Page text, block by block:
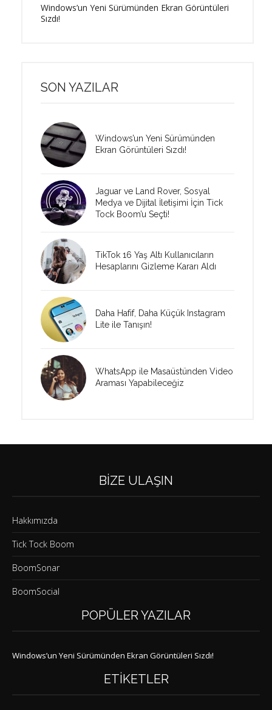
Windows’un Yeni Sürümünden Ekran Görüntüleri
Sızdı!
SON YAZILAR
Windows’un Yeni Sürümünden
Ekran Görüntüleri Sızdı!
Jaguar ve Land Rover, Sosyal
Medya ve Dijital İletişimi İçin Tick
Tock Boom’u Seçti!
TikTok 16 Yaş Altı Kullanıcıların
Hesaplarını Gizleme Kararı Aldı
Daha Hafif, Daha Küçük Instagram
Lite ile Tanışın!
WhatsApp ile Masaüstünden Video
Araması Yapabileceğiz
BIZE ULAŞIN
Hakkımızda
Tick Tock Boom
BoomSonar
BoomSocial
POPÜLER YAZILAR
Windows’un Yeni Sürümünden Ekran Görüntüleri Sızdı!
ETIKETLER